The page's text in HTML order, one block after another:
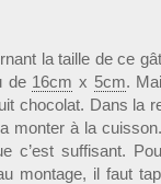
la taille de ce
de 16cm x 5cm.
chocolat. Dans la
monter à la
c’est suffisant.
montage, il faut